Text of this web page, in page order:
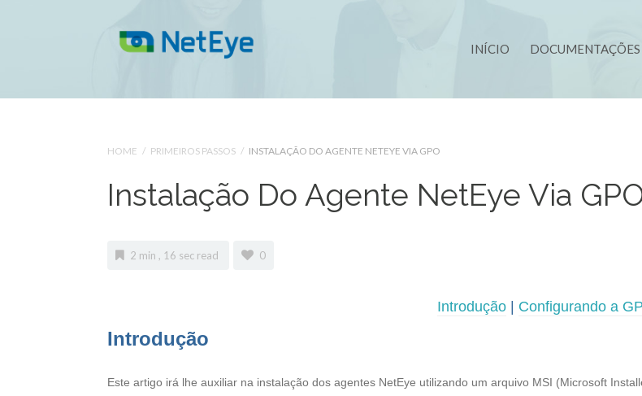
INÍCIO DOCUMENTAÇÕES
HOME / PRIMEIROS PASSOS / INSTALAÇÃO DO AGENTE NETEYE VIA GPO
Instalação Do Agente NetEye Via
2 min , 16 sec read 0
Introdução Configurando a
Introdução
Este artigo irá lhe auxiliar na instalação dos agentes NetEye utilizando um arquivo MSI (Microsoft